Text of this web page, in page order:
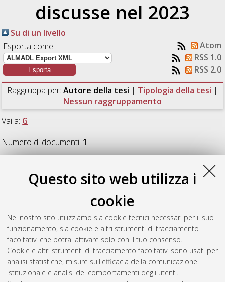
Questo sito web utilizza i
cookie
Nel nostro sito utilizziamo sia cookie tecnici necessari per il suo
funzionamento, sia cookie e altri strumenti di tracciamento
facoltativi che potrai attivare solo con il tuo consenso.
Cookie e altri strumenti di tracciamento facoltativi sono usati per
analisi statistiche, misure sull'efficacia della comunicazione
istituzionale e analisi dei comportamenti degli utenti.
discusse nel 2023
Su di un livello
Esporta come
Atom
RSS 1.0
RSS 2.0
Raggruppa per: Autore della tesi | Tipologia della tesi |
Nessun raggruppamento
Vai a: G
Numero di documenti: 1.
Alcune particolarità
[Laurea magistrale], Università di Bologna, Corso di Studio in
Interpretazione [LM-DM270] - Forli', Documento full-text non
disponibile
Questa lista e' stata generata ilSun Aug 9 11:48:04 2026